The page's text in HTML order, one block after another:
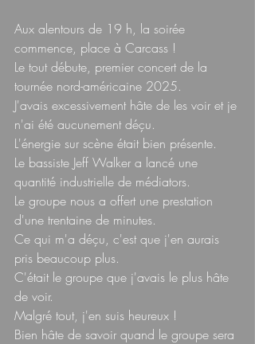
Aux alentours de 19 h, la soirée
commence, place à Carcass !
Le tout débute, premier concert de la
tournée nord-américaine 2025.
J'avais excessivement hâte de les voir et je
n'ai été aucunement déçu.
L'énergie sur scène était bien présente.
Le bassiste Jeff Walker a lancé une
quantité industrielle de médiators.
Le groupe nous a offert une prestation
d'une trentaine de minutes.
Ce qui m'a déçu, c'est que j'en aurais
pris beaucoup plus.
C'était le groupe que j'avais le plus hâte
de voir.
Malgré tout, j'en suis heureux !
Bien hâte de savoir quand le groupe sera